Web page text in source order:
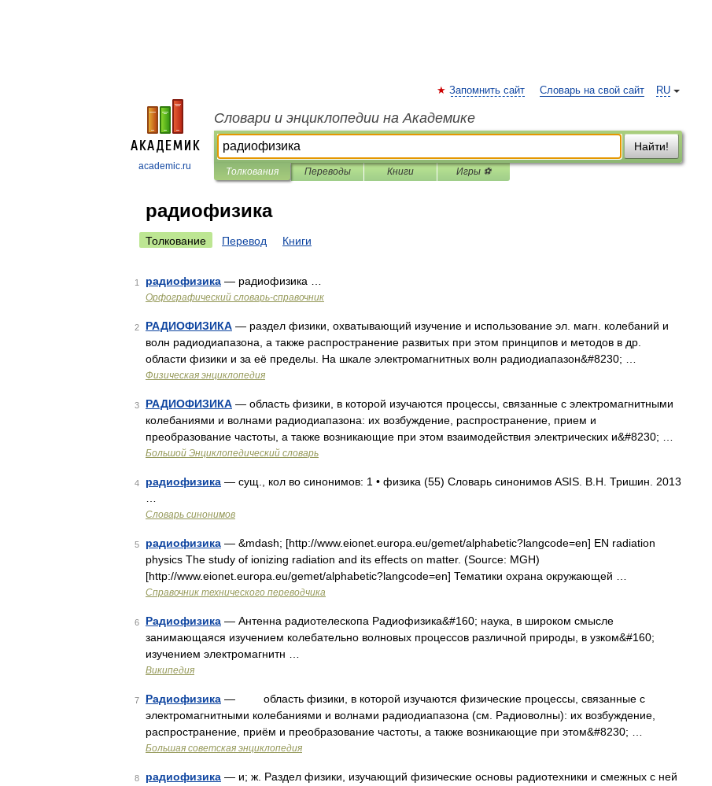
academic.ru
RU
Запомнить сайт Словарь на свой сайт
Словари и энциклопедии на Академике
Найти!
Толкования Переводы Книги Игры ⚽
радиофизика
Толкование Перевод Книги
1 радиофизика — радиофизика …
Орфографический словарь-справочник
2 РАДИОФИЗИКА — раздел физики, охватывающий изучение и использование эл. магн. колебаний и
волн радиодиапазона, а также распространение развитых при этом принципов и методов в др.
области физики и за её пределы. На шкале электромагнитных волн радиодиапазон&#8230; …
Физическая энциклопедия
3 РАДИОФИЗИКА — область физики, в которой изучаются процессы, связанные с электромагнитными
колебаниями и волнами радиодиапазона: их возбуждение, распространение, прием и
преобразование частоты, а также возникающие при этом взаимодействия электрических и&#8230; …
Большой Энциклопедический словарь
4 радиофизика — сущ., кол во синонимов: 1 • физика (55) Словарь синонимов ASIS. В.Н. Тришин. 2013
Словарь синонимов
5 радиофизика — &mdash; [http://www.eionet.europa.eu/gemet/alphabetic?langcode=en] EN radiation
physics The study of ionizing radiation and its effects on matter. (Source: MGH)
[http://www.eionet.europa.eu/gemet/alphabetic?langcode=en] Тематики охрана окружающей …
Справочник технического переводчика
6 Радиофизика — Антенна радиотелескопа Радиофизика&#160; наука, в широком смысле
занимающаяся изучением колебательно волновых процессов различной природы, в узком&#160;
изучением электромагнитн …
Википедия
7 Радиофизика — область физики, в которой изучаются физические процессы, связанные с
электромагнитными колебаниями и волнами радиодиапазона (см. Радиоволны): их возбуждение,
распространение, приём и преобразование частоты, а также возникающие при этом&#8230; …
Большая советская энциклопедия
8 радиофизика — и; ж. Раздел физики, изучающий физические основы радиотехники и смежных с ней